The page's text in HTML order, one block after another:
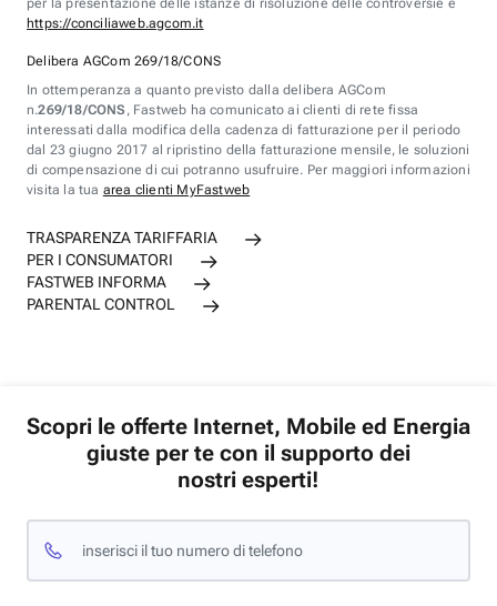
per la presentazione delle istanze di risoluzione delle controversie è
https://conciliaweb.agcom.it
Delibera AGCom 269/18/CONS
In ottemperanza a quanto previsto dalla delibera AGCom
n.269/18/CONS , Fastweb ha comunicato ai clienti di rete fissa
interessati dalla modifica della cadenza di fatturazione per il periodo
dal 23 giugno 2017 al ripristino della fatturazione mensile, le soluzioni
di compensazione di cui potranno usufruire. Per maggiori informazioni
visita la tua area clienti MyFastweb
TRASPARENZA TARIFFARIA
PER I CONSUMATORI
FASTWEB INFORMA
PARENTAL CONTROL
Scopri le offerte Internet, Mobile ed Energia
giuste per te con il supporto dei
nostri esperti!
inserisci il tuo numero di telefono